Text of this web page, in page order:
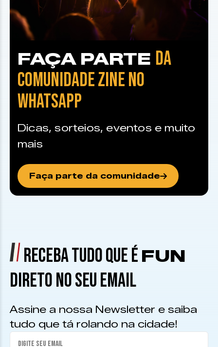
FAÇA PARTE DA
COMUNIDADE ZINE NO
WHATSAPP
Dicas, sorteios, eventos e muito
mais
Faça parte da comunidade
RECEBA TUDO QUE É FUN
DIRETO NO SEU EMAIL
Assine a nossa Newsletter e saiba
tudo que tá rolando na cidade!